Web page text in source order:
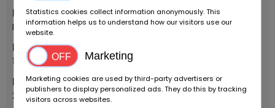
Marca
Ballot
Primo anno di immatricolazione
1925
Modello
2LT TOURER "BOAT TAIL" BY HENRY LABOURDETTE
Statistics cookies collect information anonymously. This
information helps us to understand how our visitors use our
website.
Marketing
Marketing cookies are used by third-party advertisers or
publishers to display personalized ads. They do this by tracking
visitors across websites.